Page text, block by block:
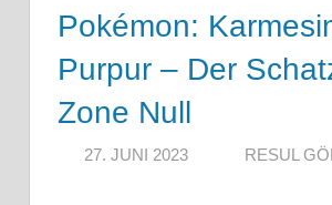
Pokémon:
Purpur – Der
Zone Null
27. JUNI 2023 RESUL